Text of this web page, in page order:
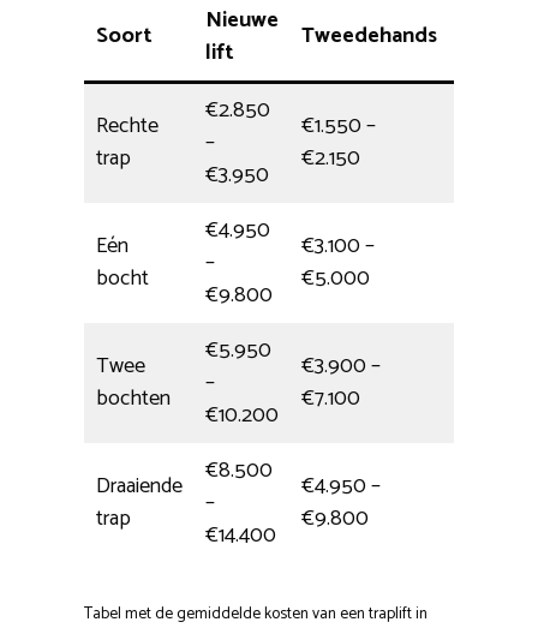
Soort
Nieuwe
lift
Tweedehands
Rechte
trap
€2.850
–
€3.950
€1.550 –
€2.150
Eén
bocht
€4.950
–
€9.800
€3.100 –
€5.000
Twee
bochten
€5.950
–
€10.200
€3.900 –
€7.100
Draaiende
trap
€8.500
–
€14.400
€4.950 –
€9.800
Tabel met de gemiddelde kosten van een traplift in